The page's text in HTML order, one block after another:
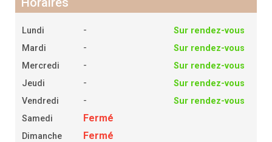
Lundi -
Sur rendez-vous
Mardi
-
Sur rendez-vous
Mercredi
-
Sur rendez-vous
Jeudi
-
Sur rendez-vous
Vendredi
-
Sur rendez-vous
Samedi
Fermé
Dimanche Fermé